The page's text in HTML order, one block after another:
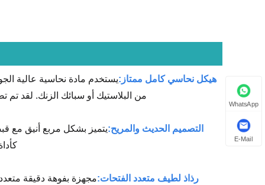
هيكل نحاسي كامل ممتاز:يستخدم مادة نحاسية عالية
من البلاستيك أو سبائك الزنك. لقد تم
التصميم الحديث والمريح:يتميز بشكل مربع أنيق مع
رذاذ لطيف متعدد الفتحات:مجهزة بفوهة دقيقة
WhatsApp
E-Mail